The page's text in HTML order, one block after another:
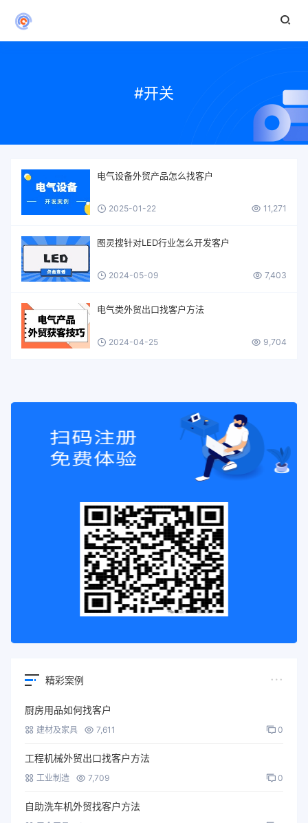
#开关
电气设备外贸产品怎么找客户
2025-01-22 11,271
图灵搜针对LED行业怎么开发客户
2024-05-09 7,403
电气类外贸出口找客户方法
2024-04-25 9,704
精彩案例
厨房用品如何找客户
建材及家具 7,611 0
工程机械外贸出口找客户方法
工业制造 7,709 0
自助洗车机外贸找客户方法